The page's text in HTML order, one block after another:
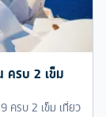
ครบ 2 เข็ม
ครบ 2 เข็ม เที่ยว